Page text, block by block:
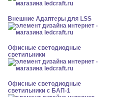
Внешние Адаптеры для LSS
Офисные светодиодные
светильники
Офисные светодиодные
светильники с БАП-1